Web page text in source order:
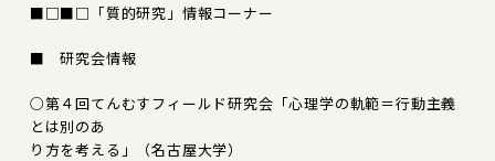
■□■□「質的研究」情報コーナー
■ 研究会情報
○第４回てんむすフィールド研究会「心理学の軌範＝行動主義
とは別のあ
り方を考える」（名古屋大学）